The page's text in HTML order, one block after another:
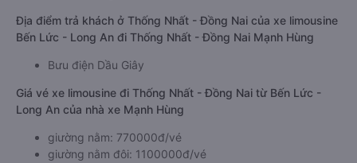
Địa điểm trả khách ở Thống Nhất - Đồng Nai của xe limousine
Bến Lức - Long An đi Thống Nhất - Đồng Nai Mạnh Hùng
Bưu điện Dầu Giây
Giá vé xe limousine đi Thống Nhất - Đồng Nai từ Bến Lức -
Long An của nhà xe Mạnh Hùng
giường nằm: 770000đ/vé
giường nằm đôi: 1100000đ/vé